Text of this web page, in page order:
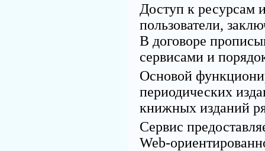
Доступ к ресурсам
пользователи,
В договоре
сервисами и
Основой
периодических
книжных изданий
Сервис
Web-